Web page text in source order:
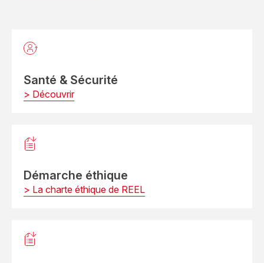
Santé & Sécurité
> Découvrir
Démarche éthique
> La charte éthique de REEL